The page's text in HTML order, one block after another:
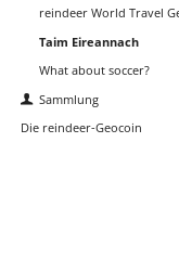
reindeer World Travel
Taim Eireannach
What about soccer?
Sammlung
Die reindeer-Geocoin